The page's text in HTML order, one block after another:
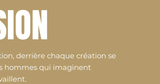
derrière chaque création se
hommes qui imaginent